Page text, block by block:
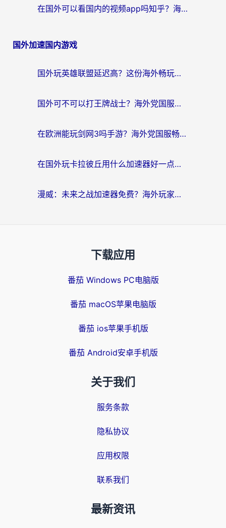
在国外可以看国内的视频app吗知乎？海外党亲测有效的追剧解决方案
国外加速国内游戏
国外玩英雄联盟延迟高？这份海外畅玩国服游戏的加速器终极指南帮你搞定
国外可不可以打王牌战士？海外党国服游戏加速终极指南（附3款热门游戏实测）
在欧洲能玩剑网3吗手游？海外党国服畅玩终极攻略（附三大热门游戏解决方案）
在国外玩卡拉彼丘用什么加速器好一点？海外党亲测有效的国服游戏加速指南
漫威：未来之战加速器免费？海外玩家国服畅玩终极指南（附一梦江湖弈剑行解决方案）
下载应用
番茄 Windows PC电脑版
番茄 macOS苹果电脑版
番茄 ios苹果手机版
番茄 Android安卓手机版
关于我们
服务条款
隐私协议
应用权限
联系我们
最新资讯